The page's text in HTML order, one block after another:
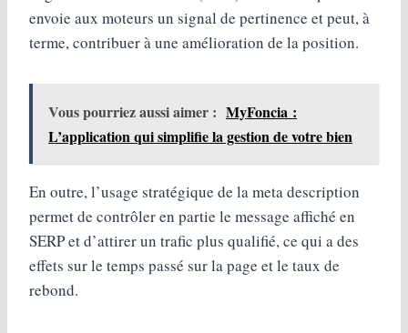
envoie aux moteurs un signal de pertinence et peut, à
terme, contribuer à une amélioration de la position.
Vous pourriez aussi aimer : MyFoncia :
L’application qui simplifie la gestion de votre bien
En outre, l’usage stratégique de la meta description
permet de contrôler en partie le message affiché en
SERP et d’attirer un trafic plus qualifié, ce qui a des
effets sur le temps passé sur la page et le taux de
rebond.